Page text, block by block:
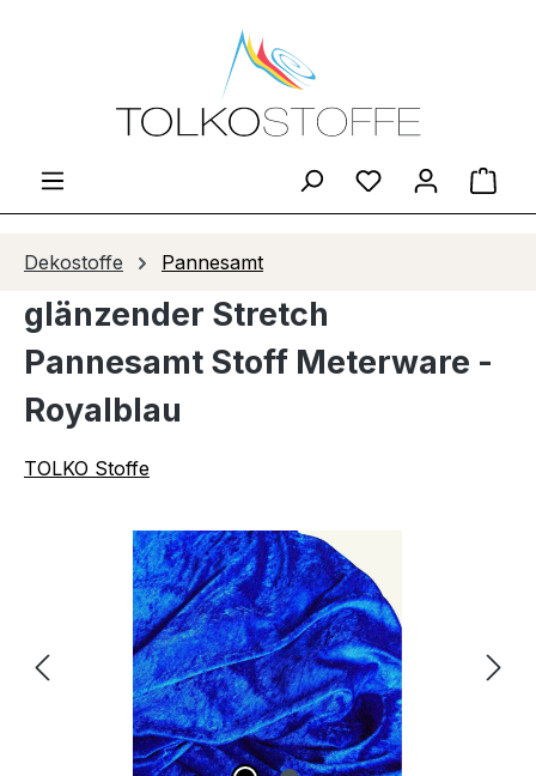
Zum Hauptinhalt springen
Du hast 0
Dekostoffe Pannesamt
glänzender Stretch
Pannesamt Stoff Meterware -
Royalblau
TOLKO Stoffe
Bildergalerie überspringen